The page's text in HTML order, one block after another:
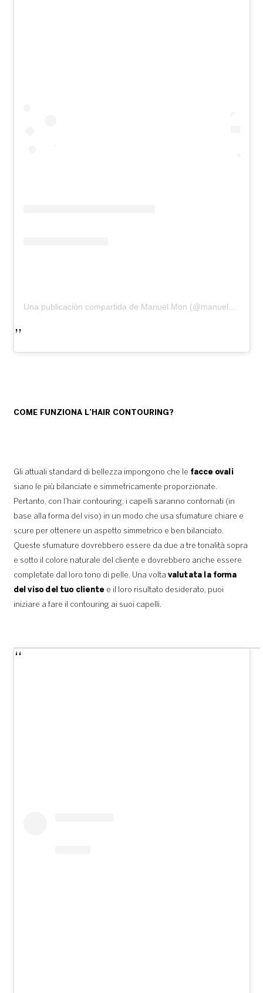
COME FUNZIONA L’HAIR CONTOURING?
Gli attuali standard di bellezza impongono che le facce ovali
siano le più bilanciate e simmetricamente proporzionate.
Pertanto, con l’hair contouring, i capelli saranno contornati (in
base alla forma del viso) in un modo che usa sfumature chiare e
scure per ottenere un aspetto simmetrico e ben bilanciato.
Queste sfumature dovrebbero essere da due a tre tonalità sopra
e sotto il colore naturale del cliente e dovrebbero anche essere
completate dal loro tono di pelle. Una volta valutata la forma
del viso del tuo cliente e il loro risultato desiderato, puoi
iniziare a fare il contouring ai suoi capelli.